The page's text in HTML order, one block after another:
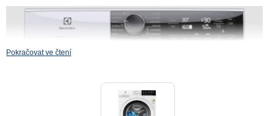
Pokračovat ve čtení